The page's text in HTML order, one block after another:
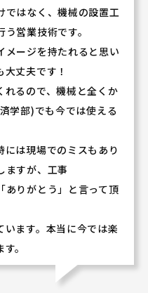
ではなく、機械の設置工
営業技術です。
メージを持たれると思い
丈夫です！
れるので、機械と全くか
学部)でも今では使える
には現場でのミスもあり
ますが、工事
ありがとう」と言って頂
います。本当に今では楽
。